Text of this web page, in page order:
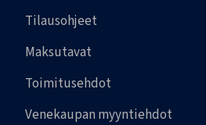
Tilausohjeet
Maksutavat
Toimitusehdot
Venekaupan myyntiehdot